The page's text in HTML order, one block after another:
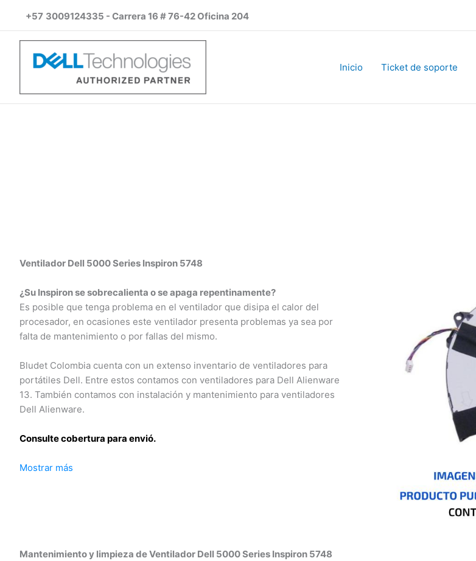
+57 3009124335 - Carrera 16 # 76-42 Oficina 204
Inicio Ticket de soporte
Ventilador Dell 5000 Series Inspiron 5748
¿Su Inspiron se sobrecalienta o se apaga repentinamente?
Es posible que tenga problema en el ventilador que disipa el calor del
procesador, en ocasiones este ventilador presenta problemas ya sea por
falta de mantenimiento o por fallas del mismo.
Bludet Colombia cuenta con un extenso inventario de ventiladores para
portátiles Dell. Entre estos contamos con ventiladores para Dell Alienware
13. También contamos con instalación y mantenimiento para ventiladores
Dell Alienware.
Consulte cobertura para envió.
Leticia, Medellín, Arauca, Barranquilla, Cartagena, Tunja, Manizales,
Mostrar más
Mantenimiento y limpieza de Ventilador Dell 5000 Series Inspiron 5748